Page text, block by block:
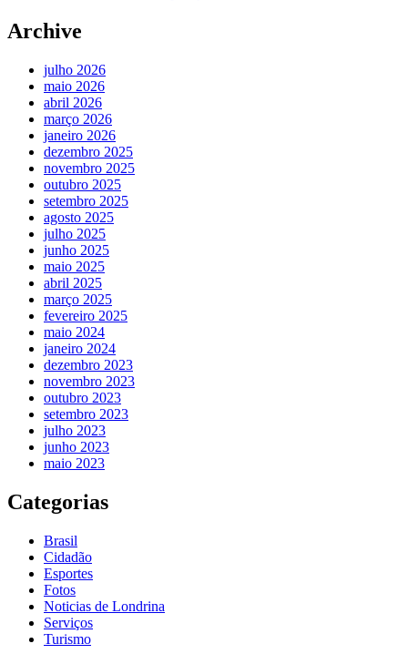
Archive
julho 2026
maio 2026
abril 2026
março 2026
janeiro 2026
dezembro 2025
novembro 2025
outubro 2025
setembro 2025
agosto 2025
julho 2025
junho 2025
maio 2025
abril 2025
março 2025
fevereiro 2025
maio 2024
janeiro 2024
dezembro 2023
novembro 2023
outubro 2023
setembro 2023
julho 2023
junho 2023
maio 2023
Categorias
Brasil
Cidadão
Esportes
Fotos
Noticias de Londrina
Serviços
Turismo